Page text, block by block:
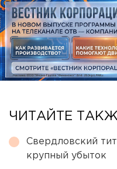
ЧИТАЙТЕ
Свердловский
крупный убыток